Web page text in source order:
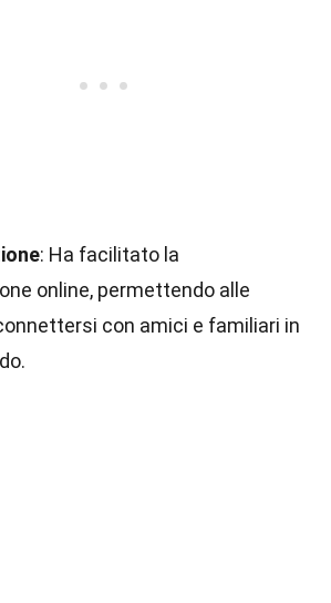
: Ha facilitato la
online, permettendo alle
con amici e familiari in